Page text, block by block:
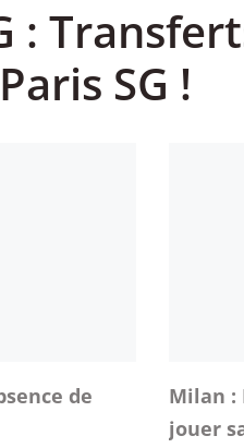
:
SG !
de
Milan :
jouer